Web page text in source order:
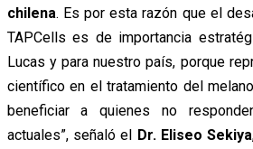
chilena. Es por esta razón que el
TAPCells es de importancia
Lucas y para nuestro país, porque
científico en el tratamiento del
beneficiar a quienes no
actuales”, señaló el Dr. Eliseo Sekiya